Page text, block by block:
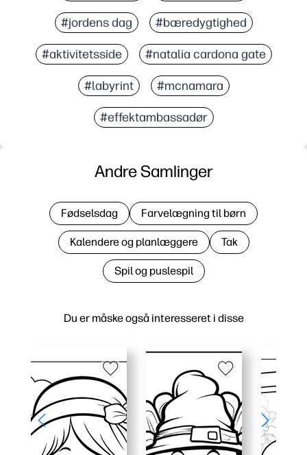
#jordens dag #bæredygtighed
#aktivitetsside #natalia cardona gate
#labyrint #mcnamara
#effektambassadør
Du er måske også interesseret i disse
Andre Samlinger
Fødselsdag Farvelægning til børn
Kalendere og planlæggere Tak
Spil og puslespil